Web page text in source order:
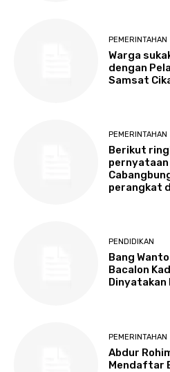
PEMERINTAHAN
Warga
dengan
Samsat
PEMERINTAHAN
Berikut
perangkat
PENDIDIKAN
Bang
Bacalon
Dinyatakan
PEMERINTAHAN
Abdur
Mendaftar